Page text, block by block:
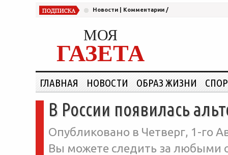
Новости Комментарии /
МОЯ
ГАЗЕТА
ГЛАВНАЯ НОВОСТИ ОБРАЗ ЖИЗНИ
В России появилась
Опубликовано в Четверг, 1-го
Вы можете следить за любыми